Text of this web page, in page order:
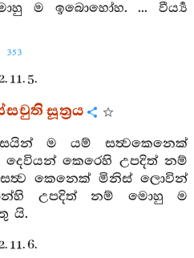
ම ඉබොහෝහ. ... වීර්‍ය්‍ය
353
11. 5.
සූත්‍රය
ම යම් සත්‍වකෙනෙක්
කෙරෙහි උපදිත් නම්
කෙනෙක් මිනිස් ලොවින්
උපදිත් නම් මොහු ම
යි.
11. 6.